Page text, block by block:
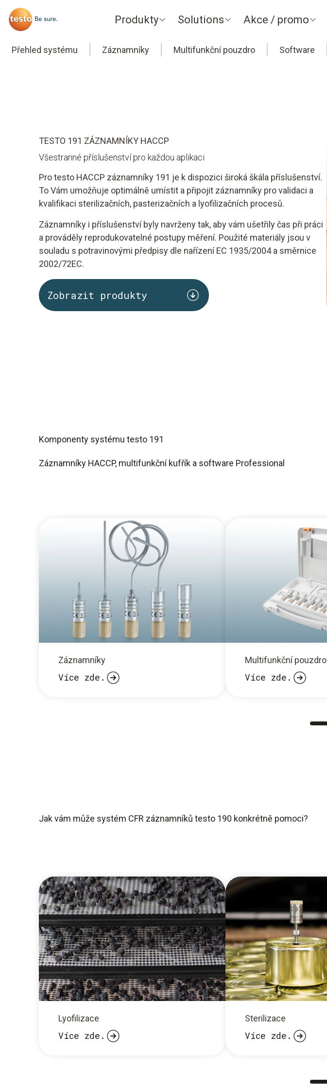
Produkty Solutions Akce / promo
Home Pristroje Příslušenství pro HACCP záznamník testo 191
Přehled systému Záznamníky Multifunkční pouzdro Software
TESTO 191 ZÁZNAMNÍKY HACCP
Všestranné příslušenství pro každou aplikaci
Pro testo HACCP záznamníky 191 je k dispozici široká škála příslušenství.
To Vám umožňuje optimálně umístit a připojit záznamníky pro validaci a
kvalifikaci sterilizačních, pasterizačních a lyofilizačních procesů.
Záznamníky i příslušenství byly navrženy tak, aby vám ušetřily čas při práci
a prováděly reprodukovatelné postupy měření. Použité materiály jsou v
souladu s potravinovými předpisy dle nařízení EC 1935/2004 a směrnice
2002/72EC.
Zobrazit produkty
Komponenty systému testo 191
Záznamníky HACCP, multifunkční kufřík a software Professional
Záznamníky
Více zde.
Multifunkční pouzdro
Více zde.
Jak vám může systém CFR záznamníků testo 190 konkrétně pomoci?
Lyofilizace
Více zde.
Sterilizace
Více zde.